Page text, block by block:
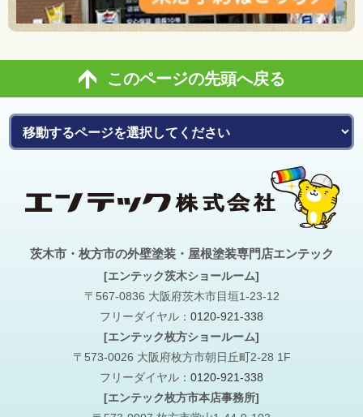
このページの先頭へ戻る
茨木市・枚方市の外壁塗装・屋根塗装専門店エンテック
[エンテック茨木ショールーム]
〒567-0836 大阪府茨木市目垣1-23-12
フリーダイヤル： 0120-921-338
[エンテック枚方ショールーム]
〒573-0026 大阪府枚方市朝日丘町2-28 1F
フリーダイヤル： 0120-921-338
[エンテック枚方市本店事務所]